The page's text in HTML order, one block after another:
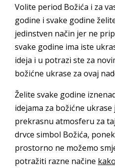
Volite period Božića i za
godine i svake godine
jedinstven način jer ne
svake godine ima iste
ideja i u potrazi ste za
božićne ukrase za ovaj
Želite svake godine
idejama za božićne
prekrasnu atmosferu za
drvce simbol Božića,
prostorno ne možemo
potražiti razne načine